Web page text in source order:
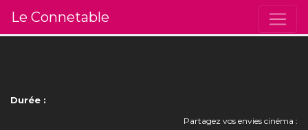
Le Connetable
Durée :
Partagez vos envies cinéma :